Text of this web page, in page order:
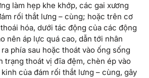
làm hẹp khe khớp, các gai xương
rối thắt lưng – cùng; hoặc trên cơ
hóa, dưới tác động của các động
nên áp lực quá cao, dẫn tới nhân
phía sau hoặc thoát vào ống sống
trạng thoát vị đĩa đệm, chèn ép vào
của đám rối thắt lưng – cùng, gây